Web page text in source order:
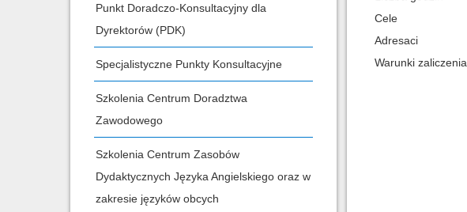
Cele
Adresaci
Warunki zaliczenia
Punkt Doradczo-Konsultacyjny dla
Dyrektorów (PDK)
Specjalistyczne Punkty Konsultacyjne
Szkolenia Centrum Doradztwa
Zawodowego
Szkolenia Centrum Zasobów
Dydaktycznych Języka Angielskiego oraz w
zakresie języków obcych